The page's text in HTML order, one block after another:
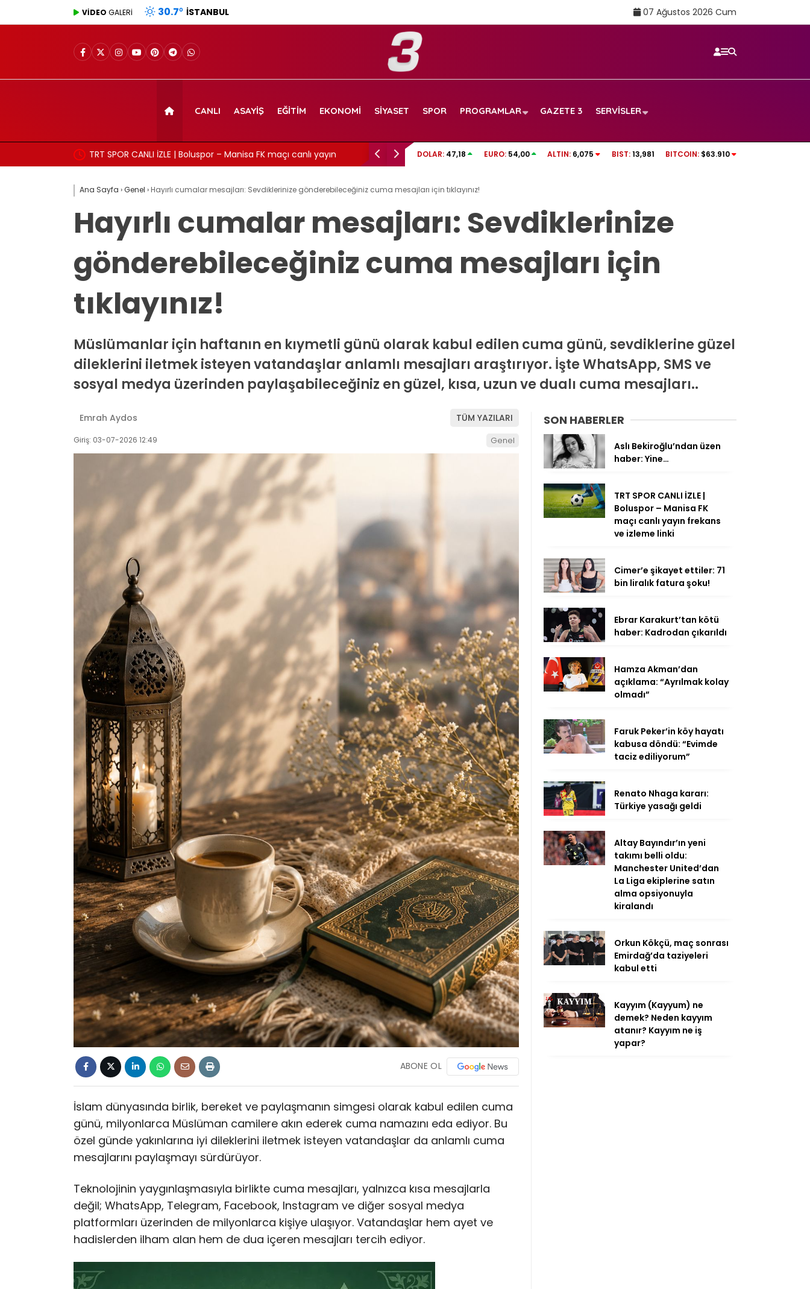
VİDEO GALERİ 30.7° İSTANBUL 07 Ağustos 2026 Cum
CANLI ASAYIŞ EĞITIM EKONOMI SIYASET SPOR PROGRAMLAR GAZETE 3 SERVISLER
TRT SPOR CANLI İZLE | Boluspor – Manisa FK maçı canlı yayın
Aslı Bekiroğlu’ndan üzen haber: Yine…
TRT SPOR CANLI İZLE | Boluspor – Manisa
DOLAR: 47,18 EURO: 54,00 ALTIN: 6,075 BIST: 13,981 BITCOIN: $63.910
Ana Sayfa ›Genel › Hayırlı cumalar mesajları: Sevdiklerinize gönderebileceğiniz cuma mesajları için tıklayınız!
Hayırlı cumalar mesajları: Sevdiklerinize
gönderebileceğiniz cuma mesajları için
tıklayınız!
Müslümanlar için haftanın en kıymetli günü olarak kabul edilen cuma günü, sevdiklerine güzel
dileklerini iletmek isteyen vatandaşlar anlamlı mesajları araştırıyor. İşte WhatsApp, SMS ve
sosyal medya üzerinden paylaşabileceğiniz en güzel, kısa, uzun ve dualı cuma mesajları..
Emrah Aydos TÜM YAZILARI
Giriş: 03-07-2026 12:49 Genel
ABONE OL
İslam dünyasında birlik, bereket ve paylaşmanın simgesi olarak kabul edilen cuma
günü, milyonlarca Müslüman camilere akın ederek cuma namazını eda ediyor. Bu
özel günde yakınlarına iyi dileklerini iletmek isteyen vatandaşlar da anlamlı cuma
mesajlarını paylaşmayı sürdürüyor.
Teknolojinin yaygınlaşmasıyla birlikte cuma mesajları, yalnızca kısa mesajlarla
değil; WhatsApp, Telegram, Facebook, Instagram ve diğer sosyal medya
platformları üzerinden de milyonlarca kişiye ulaşıyor. Vatandaşlar hem ayet ve
hadislerden ilham alan hem de dua içeren mesajları tercih ediyor.
SON HABERLER
Aslı Bekiroğlu’ndan üzen
haber: Yine…
TRT SPOR CANLI İZLE |
Boluspor – Manisa FK
maçı canlı yayın frekans
ve izleme linki
Cimer’e şikayet ettiler: 71
bin liralık fatura şoku!
Ebrar Karakurt’tan kötü
haber: Kadrodan çıkarıldı
Hamza Akman’dan
açıklama: “Ayrılmak kolay
olmadı”
Faruk Peker’in köy hayatı
kabusa döndü: “Evimde
taciz ediliyorum”
Renato Nhaga kararı:
Türkiye yasağı geldi
Altay Bayındır’ın yeni
takımı belli oldu:
Manchester United’dan
La Liga ekiplerine satın
alma opsiyonuyla
kiralandı
Orkun Kökçü, maç sonrası
Emirdağ’da taziyeleri
kabul etti
Kayyım (Kayyum) ne
demek? Neden kayyım
atanır? Kayyım ne iş
yapar?